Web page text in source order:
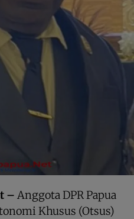
– Anggota DPR Papua
Khusus (Otsus)